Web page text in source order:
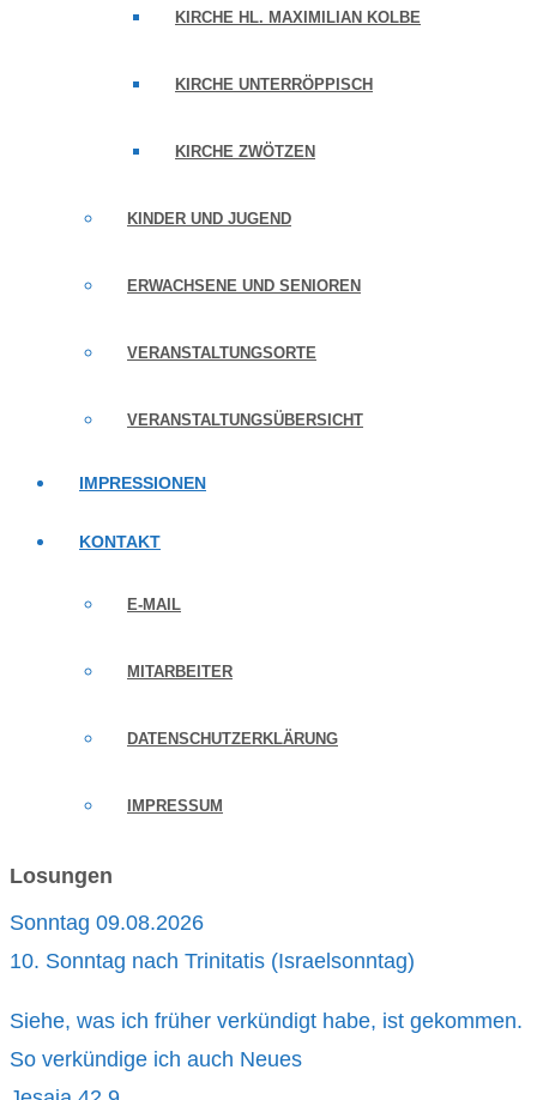
KIRCHE HL. MAXIMILIAN KOLBE
KIRCHE UNTERRÖPPISCH
KIRCHE ZWÖTZEN
KINDER UND JUGEND
ERWACHSENE UND SENIOREN
VERANSTALTUNGSORTE
VERANSTALTUNGSÜBERSICHT
IMPRESSIONEN
KONTAKT
E-MAIL
MITARBEITER
DATENSCHUTZERKLÄRUNG
IMPRESSUM
Losungen
Sonntag 09.08.2026
10. Sonntag nach Trinitatis (Israelsonntag)
Siehe, was ich früher verkündigt habe, ist gekommen.
So verkündige ich auch Neues